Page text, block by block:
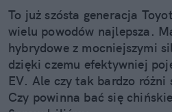
To już szósta generacja
wielu powodów najlepsza.
hybrydowe z mocniejszymi
dzięki czemu efektywniej
EV. Ale czy tak bardzo różni
Czy powinna bać się